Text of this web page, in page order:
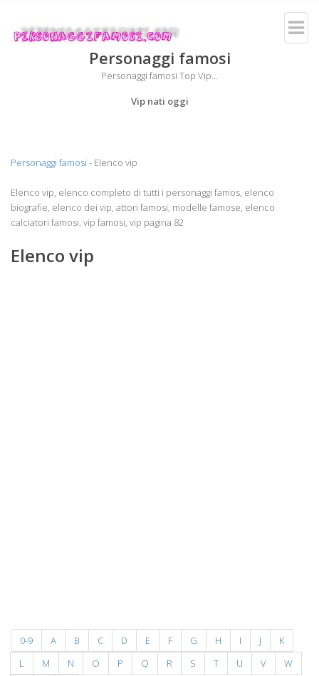
Personaggi famosi
Personaggi famosi Top Vip...
Vip nati oggi
Personaggi famosi - Elenco vip
Elenco vip, elenco completo di tutti i personaggi famos, elenco
biografie, elenco dei vip, attori famosi, modelle famose, elenco
calciatori famosi, vip famosi, vip pagina 82
Elenco vip
0-9 A B C D E F G H I J
K
L
M N O P Q R S T U V
W